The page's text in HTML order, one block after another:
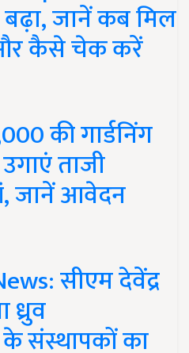
जानें कब मिल
कैसे चेक करें
की गार्डनिंग
ताजी
जानें आवेदन
सीएम देवेंद्र
के संस्थापकों का